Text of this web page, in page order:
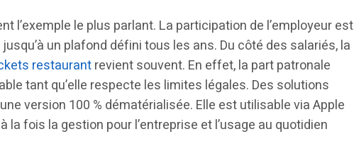
l’exemple le plus parlant. La participation de l’employeur est
un plafond défini tous les ans. Du côté des salariés, la
restaurantrevient souvent. En effet, la part patronale
tant qu’elle respecte les limites légales. Des solutions
version 100 % dématérialisée. Elle est utilisable via Apple
la fois la gestion pour l’entreprise et l’usage au quotidien